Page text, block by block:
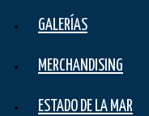
GALERÍAS
MERCHANDISING
ESTADO DE LA MAR